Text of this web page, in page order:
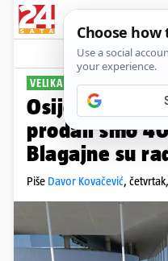
VELIKA NAVALA
Osijek se
prodali smo
Blagajne su
Piše Davor Kovačević,